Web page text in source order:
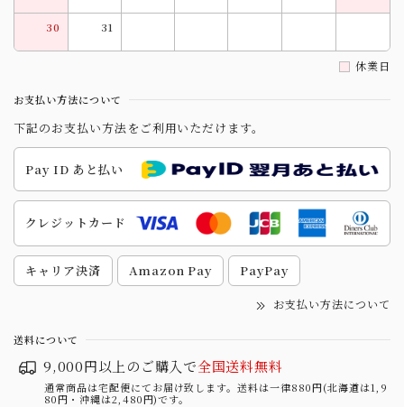
30 31
休業日
お支払い方法について
下記のお支払い方法をご利用いただけます。
Pay ID あと払い
クレジットカード
キャリア決済 Amazon Pay PayPay
お支払い方法について
送料について
9,000円以上のご購入で全国送料無料
通常商品は宅配便にてお届け致します。送料は一律880円(北海道は1,9
80円・沖縄は2,480円)です。